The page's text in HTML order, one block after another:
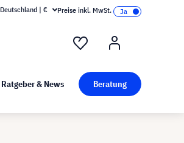
visunext
Deutschland | € Preise inkl. MwSt.
Ratgeber & News Beratung